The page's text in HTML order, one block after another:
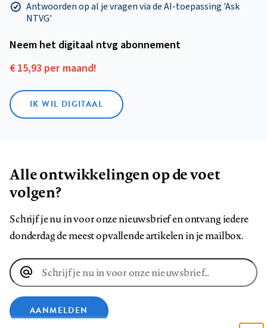
Antwoorden op al je vragen via de AI-toepassing 'Ask
NTVG'
Neem het digitaal ntvg abonnement
€ 15,93 per maand!
IK WIL DIGITAAL
Alle ontwikkelingen op de voet
volgen?
Schrijf je nu in voor onze nieuwsbrief en ontvang iedere
donderdag de meest opvallende artikelen in je mailbox.
E-
mailadres
AANMELDEN